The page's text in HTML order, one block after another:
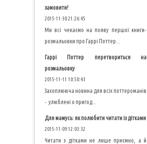
замовити!
2015-11-30 21:26:45
Ми всі чекаємо на появу першої книги-
розмальовки про Гаррі Поттер...
Гаррі Поттер перетвориться на
розмальовку
2015-11-11 10:50:43
Захоплююча новина для всіх поттероманів
- улюблені о пригод...
Для мамусь: як полюбити читати із дітками
2015-11-09 12:03:32
Читати з дітками не лише приємно, а й